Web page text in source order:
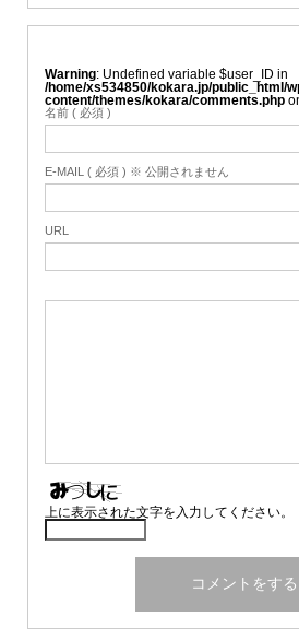
Warning : Undefined variable $user_ID in
/home/xs534850/kokara.jp/public_html/
content/themes/kokara/comments.php
名前 ( 必須 )
E-MAIL ( 必須 ) ※ 公開されません
URL
上に表示された文字を入力してください。